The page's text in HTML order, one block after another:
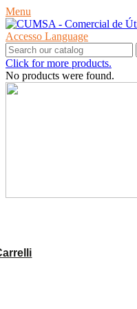
Menu
Accesso Language
Click for more products.
No products were found.